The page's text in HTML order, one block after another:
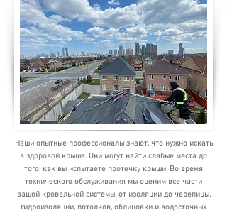
Наши опытные профессионалы знают, что нужно искать
в здоровой крыше. Они могут найти слабые места до
того, как вы испытаете протечку крыши. Во время
технического обслуживания мы оценим все части
вашей кровельной системы, от изоляции до черепицы,
гидроизоляции, потолков, облицовки и водосточных